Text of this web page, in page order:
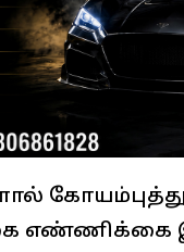
எண்ணிக்கை